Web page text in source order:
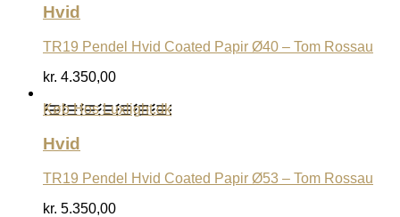
Hvid
TR19 Pendel Hvid Coated Papir Ø40 – Tom Rossau
kr. 4.350,00
Køb Hos Luxlight.dk
Hvid
TR19 Pendel Hvid Coated Papir Ø53 – Tom Rossau
kr. 5.350,00